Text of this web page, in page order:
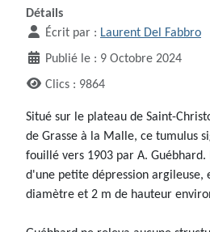
Détails
Écrit par : Laurent Del Fabbro
Publié le : 9 Octobre 2024
Clics : 9864
Situé sur le plateau de Saint-
de Grasse à la Malle, ce tumulus
fouillé vers 1903 par A.
d'une petite dépression argileuse,
diamètre et 2 m de hauteur